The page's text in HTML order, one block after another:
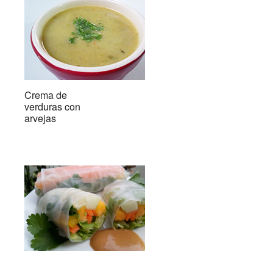
Crema de
verduras con
arvejas